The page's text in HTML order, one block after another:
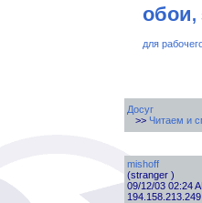
обои,
для
Досуг
>> Читаем и
mishoff
(stranger )
09/12/03 02:24
194.158.213.249